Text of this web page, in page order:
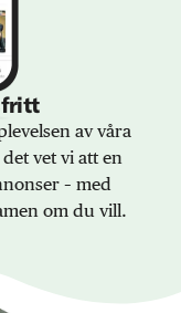
av våra
vet vi att en
– med
om du vill.